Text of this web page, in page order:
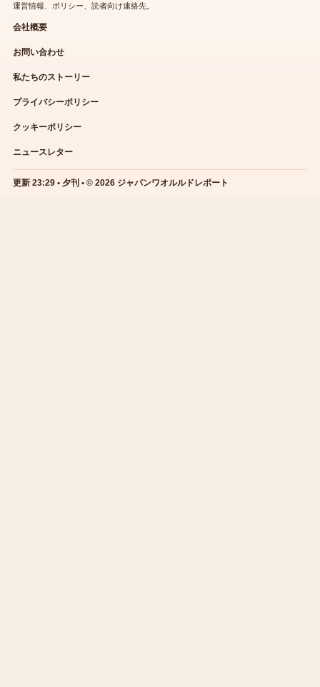
運営情報、ポリシー、読者向け連絡先。
会社概要
お問い合わせ
私たちのストーリー
プライバシーポリシー
クッキーポリシー
ニュースレター
更新 23:29 • 夕刊 • © 2026 ジャパンワオルルドレポート